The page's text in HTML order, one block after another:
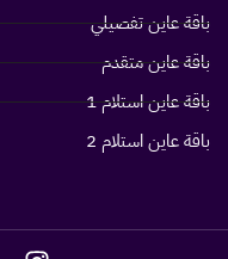
باقة عاين تفصيلي
باقة عاين متقدم
باقة عاين استلام 1
باقة عاين استلام 2